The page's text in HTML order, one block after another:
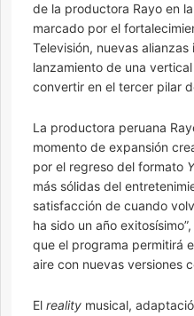
de la productora Rayo en
marcado por el
Televisión, nuevas
lanzamiento de una
convertir en el tercer pilar
La productora peruana
momento de expansión
por el regreso del formato
más sólidas del
satisfacción de cuando
ha sido un año
que el programa permitirá
aire con nuevas versiones
El reality musical,